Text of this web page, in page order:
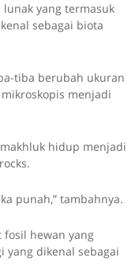
yang termasuk
sebagai biota
tiba berubah ukuran
menjadi
hidup menjadi
punah,” tambahnya.
fosil hewan yang
yang dikenal sebagai